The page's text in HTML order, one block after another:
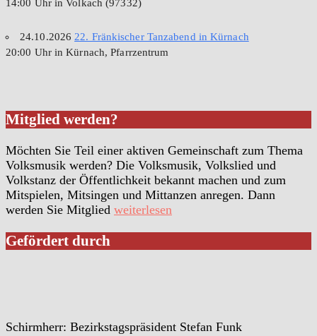
14:00 Uhr in Volkach (97332)
24.10.2026 22. Fränkischer Tanzabend in Kürnach
20:00 Uhr in Kürnach, Pfarrzentrum
Mitglied werden?
Möchten Sie Teil einer aktiven Gemeinschaft zum Thema
Volksmusik werden? Die Volksmusik, Volkslied und
Volkstanz der Öffentlichkeit bekannt machen und zum
Mitspielen, Mitsingen und Mittanzen anregen. Dann
werden Sie Mitglied weiterlesen
Gefördert durch
Schirmherr: Bezirkstagspräsident Stefan Funk